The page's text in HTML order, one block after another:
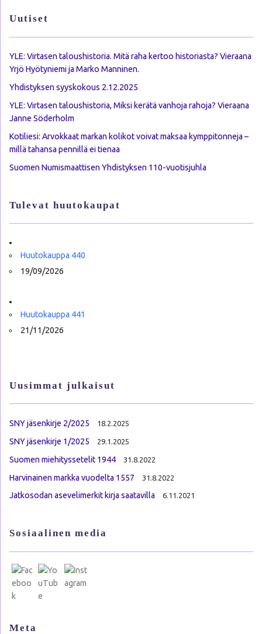
Uutiset
YLE: Virtasen taloushistoria. Mitä raha kertoo historiasta? Vieraana
Yrjö Hyötyniemi ja Marko Manninen.
Yhdistyksen syyskokous 2.12.2025
YLE: Virtasen taloushistoria, Miksi kerätä vanhoja rahoja? Vieraana
Janne Söderholm
Kotiliesi: Arvokkaat markan kolikot voivat maksaa kymppitonneja –
millä tahansa pennillä ei tienaa
Suomen Numismaattisen Yhdistyksen 110-vuotisjuhla
Tulevat huutokaupat
Huutokauppa 440
19/09/2026
Huutokauppa 441
21/11/2026
Uusimmat julkaisut
SNY jäsenkirje 2/2025 18.2.2025
SNY jäsenkirje 1/2025 29.1.2025
Suomen miehityssetelit 1944 31.8.2022
Harvinainen markka vuodelta 1557 31.8.2022
Jatkosodan asevelimerkit kirja saatavilla 6.11.2021
Sosiaalinen media
Meta